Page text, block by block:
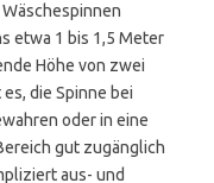
etwa 1 bis 1,5 Meter
Höhe von zwei
die Spinne bei
oder in eine
gut zugänglich
aus- und